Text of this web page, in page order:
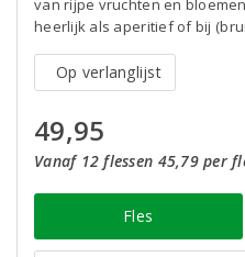
van rijpe vruchten en
heerlijk als aperitief of bij
Op verlanglijst
49,95
Vanaf 12 flessen 45,79 per
Fles